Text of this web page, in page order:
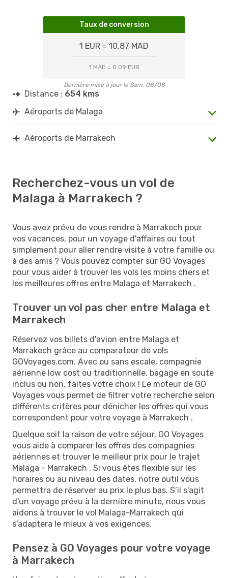
Taux de conversion
1 EUR = 10.87 MAD
1 MAD = 0.09 EUR
Dernière mise à jour le Sam. 08/08
Distance : 654 kms
Aéroports de Malaga
Aéroports de Marrakech
Recherchez-vous un vol de
Malaga à Marrakech ?
Vous avez prévu de vous rendre à Marrakech pour
vos vacances, pour un voyage d'affaires ou tout
simplement pour aller rendre visite à votre famille ou
à des amis ? Vous pouvez compter sur GO Voyages
pour vous aider à trouver les vols les moins chers et
les meilleures offres entre Malaga et Marrakech .
Trouver un vol pas cher entre Malaga et
Marrakech
Réservez vos billets d'avion entre Malaga et
Marrakech grâce au comparateur de vols
GOVoyages.com. Avec ou sans escale, compagnie
aérienne low cost ou traditionnelle, bagage en soute
inclus ou non, faites votre choix ! Le moteur de GO
Voyages vous permet de filtrer votre recherche selon
différents critères pour dénicher les offres qui vous
correspondent pour votre voyage à Marrakech .
Quelque soit la raison de votre séjour, GO Voyages
vous aide à comparer les offres des compagnies
aériennes et trouver le meilleur prix pour le trajet
Malaga - Marrakech . Si vous êtes flexible sur les
horaires ou au niveau des dates, notre outil vous
permettra de réserver au prix le plus bas. S’il s'agit
d'un voyage prévu à la dernière minute, nous vous
aidons à trouver le vol Malaga-Marrakech qui
s’adaptera le mieux à vos exigences.
Pensez à GO Voyages pour votre voyage
à Marrakech